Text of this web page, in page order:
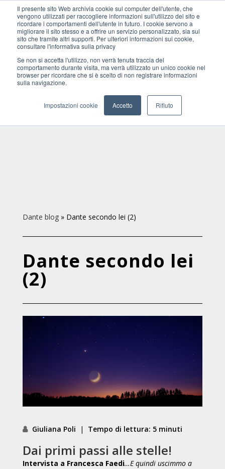
Il presente sito Web archivia cookie sul computer dell'utente, che
vengono utilizzati per raccogliere informazioni sull'utilizzo del sito e
ricordare i comportamenti dell'utente in futuro. I cookie servono a
migliorare il sito stesso e a offrire un servizio personalizzato, sia sul
sito che tramite altri supporti. Per ulteriori informazioni sui cookie,
consultare l'informativa sulla privacy
Se non si accetta l'utilizzo, non verrà tenuta traccia del
comportamento durante visita, ma verrà utilizzato un unico cookie nel
browser per ricordare che si è scelto di non registrare informazioni
sulla navigazione.
Impostazioni cookie Accetto Rifiuto
Dante blog» Dante secondo lei (2)
Dante secondo lei
(2)
Giuliana Poli | Tempo di lettura: 5 minuti
Dai primi passi alle stelle!
Intervista a Francesca Faedi…E quindi uscimmo a